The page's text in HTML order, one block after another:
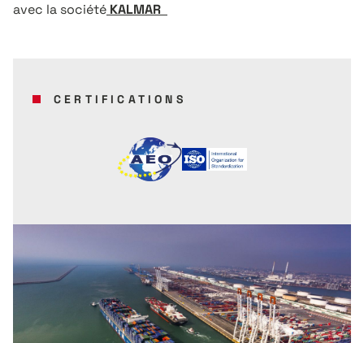
avec la société KALMAR
CERTIFICATIONS